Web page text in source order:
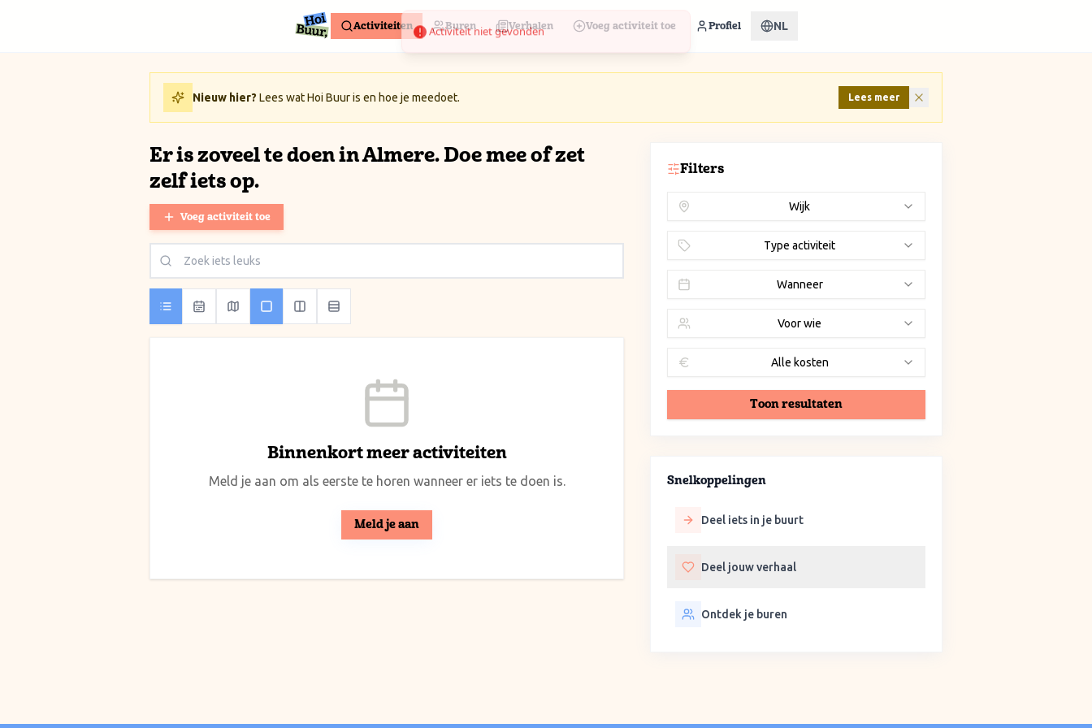
Activiteiten Buren Verhalen Voeg activiteit toe Profiel NL
Nieuw hier? Lees wat Hoi Buur is en hoe je meedoet. Lees meer
Er is zoveel te doen in Almere. Doe mee of zet
zelf iets op.
Voeg activiteit toe
Binnenkort meer activiteiten
Meld je aan om als eerste te horen wanneer er iets te doen is.
Meld je aan
Filters
Wijk
Type activiteit
Wanneer
Voor wie
Alle kosten
Toon resultaten
Snelkoppelingen
Deel iets in je buurt
Deel jouw verhaal
Ontdek je buren